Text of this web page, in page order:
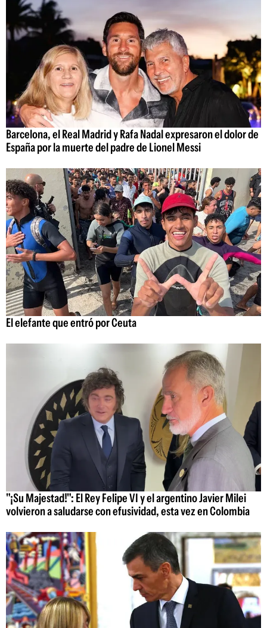
Barcelona, el Real Madrid y Rafa Nadal expresaron el dolor de
España por la muerte del padre de Lionel Messi
El elefante que entró por Ceuta
"¡Su Majestad!": El Rey Felipe VI y el argentino Javier Milei
volvieron a saludarse con efusividad, esta vez en Colombia